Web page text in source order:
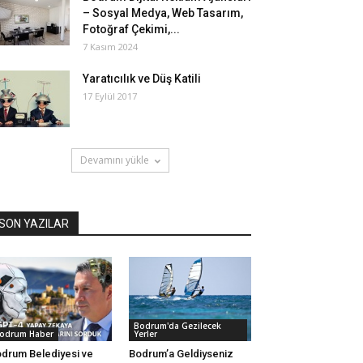
– Sosyal Medya, Web Tasarım,
Fotoğraf Çekimi,...
7 Kasım 2024
Yaratıcılık ve Düş Katili
17 Eylül 2017
Devamını yükle
YAZILAR
Haber
Belediyesi ve
Bodrum'da Gezilecek
Yerler
Bodrum’a Geldiyseniz